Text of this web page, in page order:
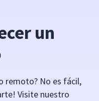
un
remoto? No es fácil,
Visite nuestro